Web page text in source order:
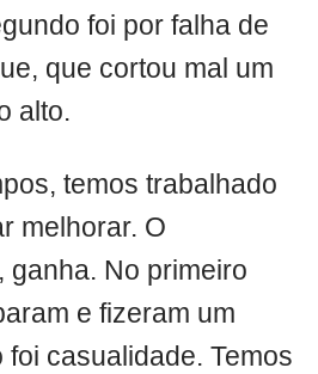
foi por falha de
que cortou mal um
alto.
temos trabalhado
melhorar. O
ganha. No primeiro
e fizeram um
foi casualidade. Temos